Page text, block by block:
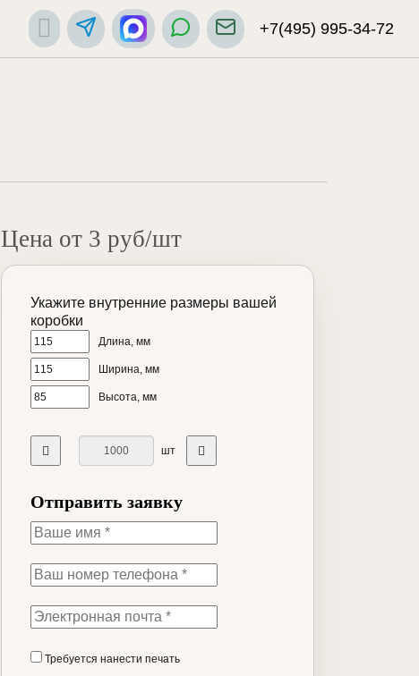
+7(495) 995-34-72
Цена от 3 руб/шт
Укажите внутренние размеры вашей
коробки
Длина, мм
Ширина, мм
Высота, мм
шт
Отправить заявку
Требуется нанести печать